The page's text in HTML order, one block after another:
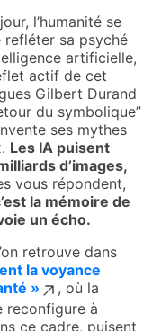
l’humanité se
sa psyché
artificielle,
actif de cet
Gilbert Durand
du symbolique”
ses mythes
Les IA puisent
d’images,
vous répondent,
la mémoire de
un écho.
retrouve dans
la voyance
»
, où la
reconfigure à
ce cadre, puisent